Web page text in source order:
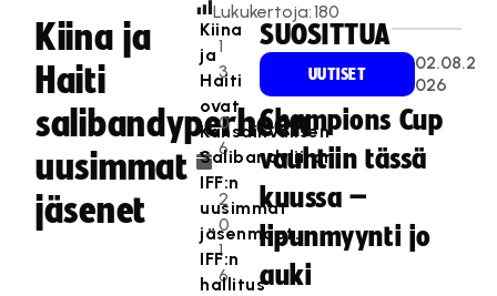
Kiina ja
Haiti
salibandyperheen
uusimmat
jäsenet
1
3
.
0
6
.
2
0
1
6
Lukukertoja:180
Kiina
ja
Haiti
ovat
Kansainvälisen
Salibandyliiton
IFF:n
uusimmat
jäsenmaat.
IFF:n
hallitus
SUOSITTUA
UUTISET
02.08.2
026
Champions Cup
vauhtiin tässä
kuussa –
lipunmyynti jo
auki